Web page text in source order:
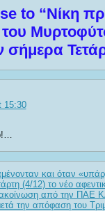
to “Νίκη
15:30
και όταν
(4/12) το νέο
από την ΠΑΕ
την απόφαση του